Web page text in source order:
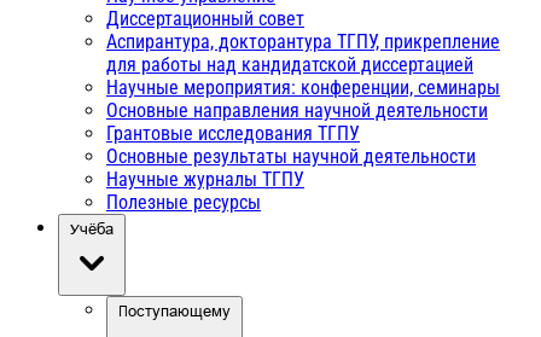
Диссертационный совет
Аспирантура, докторантура ТГПУ, прикрепление
для работы над кандидатской диссертацией
Научные мероприятия: конференции, семинары
Основные направления научной деятельности
Грантовые исследования ТГПУ
Основные результаты научной деятельности
Научные журналы ТГПУ
Полезные ресурсы
Учёба
Поступающему